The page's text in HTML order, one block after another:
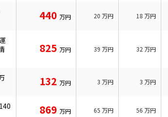
440 万円 20 万円 18 万円
825 万円 39 万円 32 万円
132 万円 3 万円 3 万円
869 万円 65 万円 56 万円